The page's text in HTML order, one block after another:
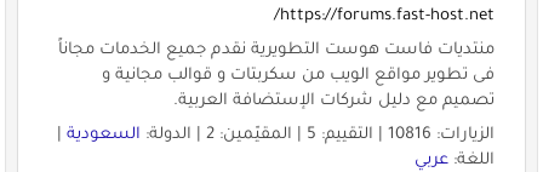
https://forums.fast-host.net/
منتديات فاست هوست التطويرية نقدم جميع الخدمات مجاناً
فى تطوير مواقع الويب من سكربتات و قوالب مجانية و
تصميم مع دليل شركات الإستضافة العربية.
الزيارات: 10816 | التقييم: 5 | المقيّمين: 2 | الدولة:
السعودية|
اللغة: عربي